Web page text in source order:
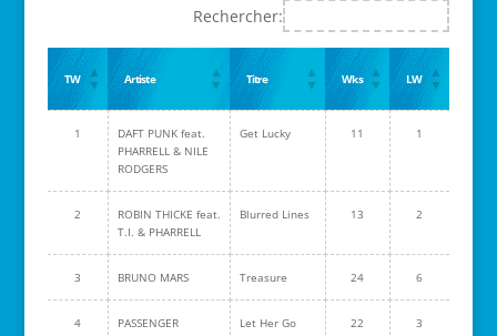
Rechercher:
TW Artiste Titre Wks LW
1
DAFT PUNK feat.
PHARRELL & NILE
RODGERS
Get Lucky 11 1
2
ROBIN THICKE feat.
T.I. & PHARRELL
Blurred Lines 13 2
3 BRUNO MARS Treasure 24 6
4 PASSENGER Let Her Go 22 3